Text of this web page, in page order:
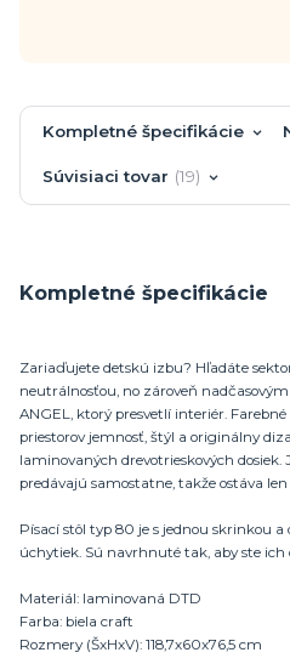
Kompletné špecifikácie
Súvisiaci tovar 19
Kompletné špecifikácie
Zariaďujete detskú izbu? Hľadáte
neutrálnosťou, no zároveň
ANGEL, ktorý presvetlí interiér.
priestorov jemnosť, štýl a originálny
laminovaných drevotrieskových dosiek.
predávajú samostatne, takže ostáva
Písací stôl typ 80 je s jednou skrinkou
úchytiek. Sú navrhnuté tak, aby ste
Materiál: laminovaná DTD
Farba: biela craft
Rozmery (ŠxHxV): 118,7x60x76,5 cm